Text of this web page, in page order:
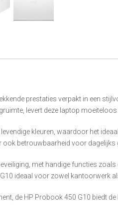
prestaties verpakt in een
levert deze laptop
kleuren, waardoor het
ook betrouwbaarheid voor dagelijks
met handige functies
ideaal voor zowel kantoorwerk
de HP Probook 450 G10 biedt